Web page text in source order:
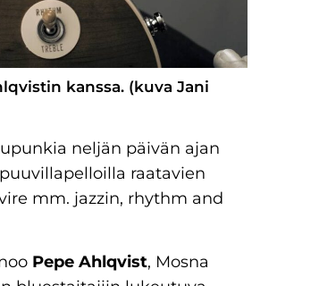
kanssa. (kuva Jani
neljän päivän ajan
raatavien
mm. jazzin, rhythm and
Pepe Ahlqvist, Mosna